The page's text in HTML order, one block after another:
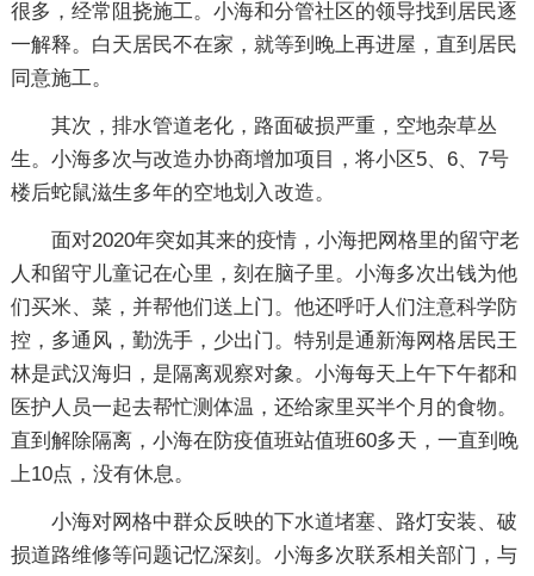
很多，经常阻挠施工。小海和分管社区的领导找到居民逐
一解释。白天居民不在家，就等到晚上再进屋，直到居民
同意施工。
其次，排水管道老化，路面破损严重，空地杂草丛
生。小海多次与改造办协商增加项目，将小区5、6、7号
楼后蛇鼠滋生多年的空地划入改造。
面对2020年突如其来的疫情，小海把网格里的留守老
人和留守儿童记在心里，刻在脑子里。小海多次出钱为他
们买米、菜，并帮他们送上门。他还呼吁人们注意科学防
控，多通风，勤洗手，少出门。特别是通新海网格居民王
林是武汉海归，是隔离观察对象。小海每天上午下午都和
医护人员一起去帮忙测体温，还给家里买半个月的食物。
直到解除隔离，小海在防疫值班站值班60多天，一直到晚
上10点，没有休息。
小海对网格中群众反映的下水道堵塞、路灯安装、破
损道路维修等问题记忆深刻。小海多次联系相关部门，与